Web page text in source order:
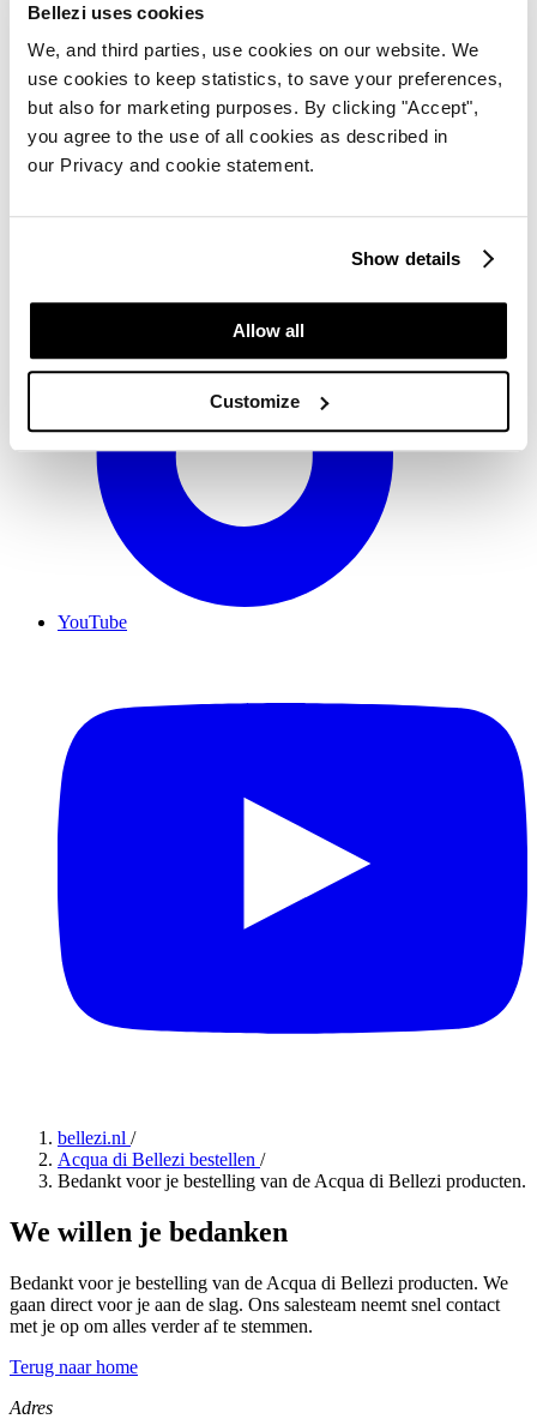
Bellezi uses cookies
We, and third parties, use cookies on our website. We
use cookies to keep statistics, to save your preferences,
but also for marketing purposes. By clicking "Accept",
you agree to the use of all cookies as described in
our Privacy and cookie statement.
Show details
Allow all
Customize
YouTube
bellezi.nl /
Acqua di Bellezi bestellen /
Bedankt voor je bestelling van de Acqua di Bellezi producten.
We willen je bedanken
Bedankt voor je bestelling van de Acqua di Bellezi producten. We
gaan direct voor je aan de slag. Ons salesteam neemt snel contact
met je op om alles verder af te stemmen.
Terug naar home
Adres